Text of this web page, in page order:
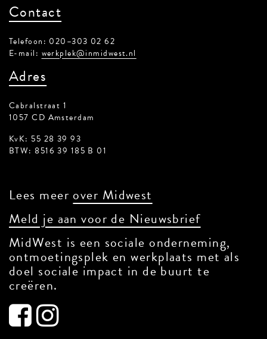
Contact
Telefoon: 020–303 02 62
E-mail: werkplek@inmidwest.nl
Adres
Cabralstraat 1
1057 CD Amsterdam
KvK: 55 28 39 93
BTW: 8516 39 185 B 01
Lees meer over Midwest
Meld je aan voor de Nieuwsbrief
MidWest is een sociale onderneming,
ontmoetingsplek en werkplaats met als
doel sociale impact in de buurt te
creëren.